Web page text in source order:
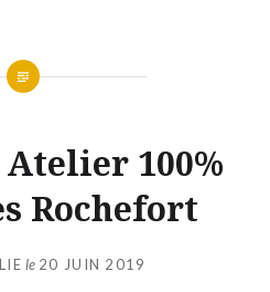
100%
Rochefort
le 20 JUIN 2019